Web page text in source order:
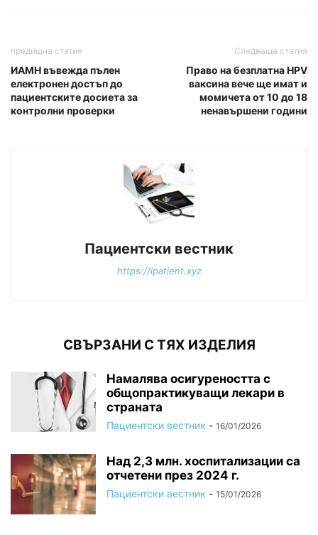
предишна статия
ИАМН въвежда пълен
електронен достъп до
пациентските досиета за
контролни проверки
Следваща статия
Право на безплатна HPV
ваксина вече ще имат и
момичета от 10 до 18
ненавършени години
Пациентски вестник
https://ipatient.xyz
СВЪРЗАНИ С ТЯХ ИЗДЕЛИЯ
Намалява осигуреността с
общопрактикуващи лекари в
страната
Пациентски вестник - 16/01/2026
Над 2,3 млн. хоспитализации са
отчетени през 2024 г.
Пациентски вестник - 15/01/2026